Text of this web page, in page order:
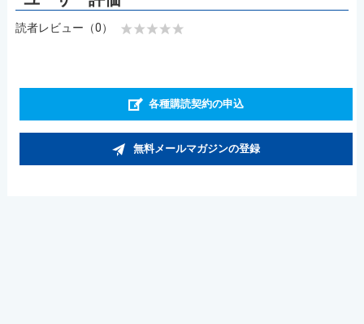
読者レビュー（0）
各種購読契約の申込
無料メールマガジンの登録